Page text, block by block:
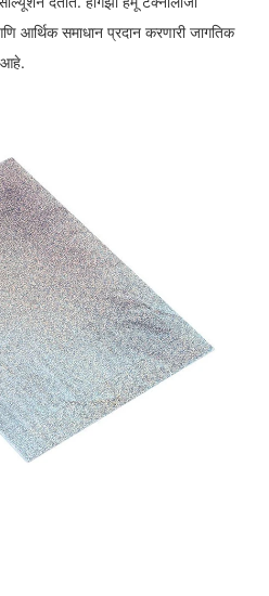
आर्थिक समाधान प्रदान करणारी जागतिक
आहे.